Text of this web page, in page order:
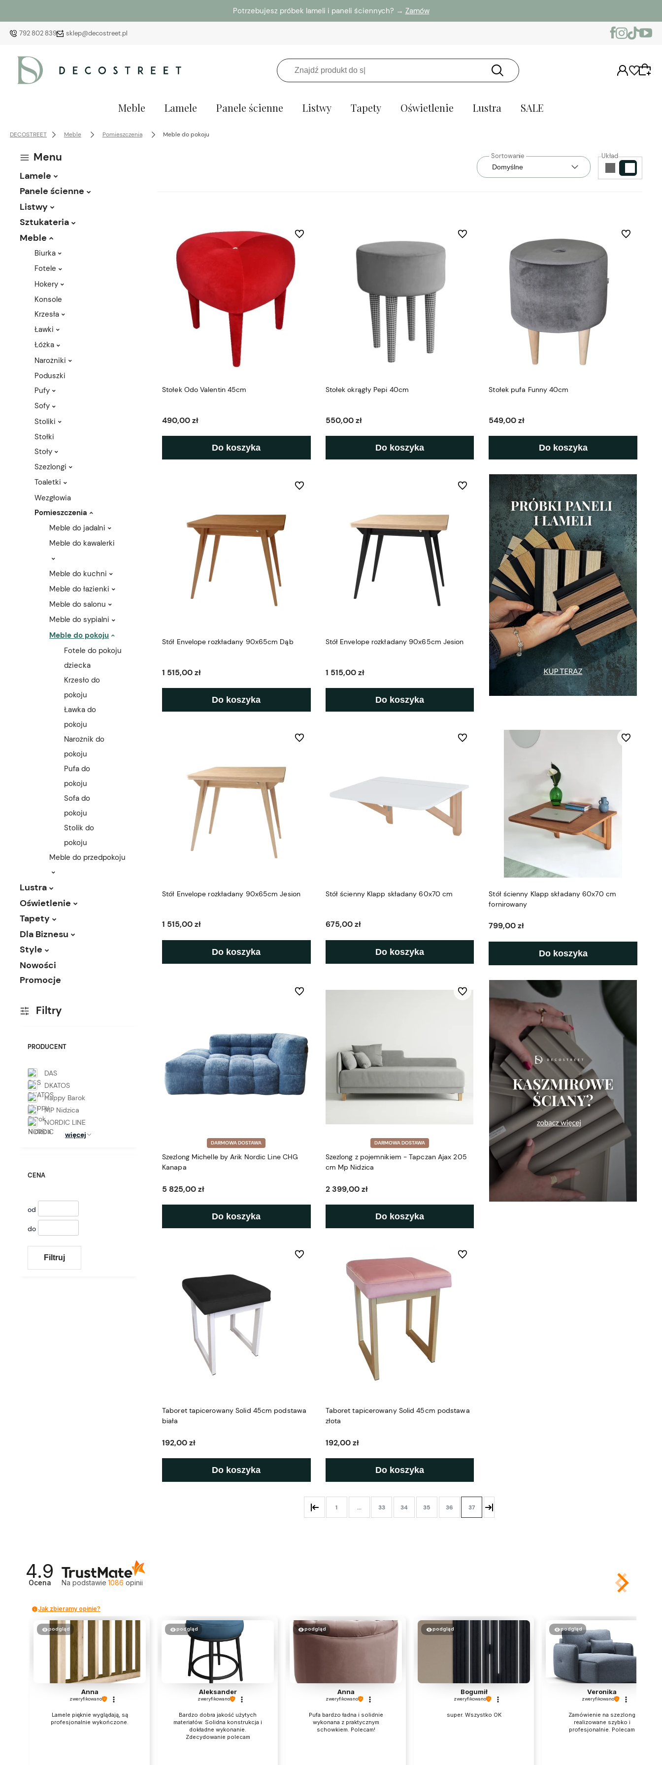
Potrzebujesz próbek lameli i paneli ściennych? → Zamów
792 802 839 sklep@decostreet.pl
Meble Lamele Panele ścienne Listwy Tapety Oświetlenie Lustra SALE
DECOSTREET Meble Pomieszczenia Meble do pokoju
Menu
Lamele
Panele ścienne
Listwy
Sztukateria
Meble
Biurka
Fotele
Hokery
Konsole
Krzesła
Ławki
Łóżka
Narożniki
Poduszki
Pufy
Sofy
Stoliki
Stołki
Stoły
Szezlongi
Toaletki
Wezgłowia
Pomieszczenia
Meble do jadalni
Meble do kawalerki
Meble do kuchni
Meble do łazienki
Meble do salonu
Meble do sypialni
Meble do pokoju
Fotele do pokoju
dziecka
Krzesło do
pokoju
Ławka do
pokoju
Narożnik do
pokoju
Pufa do
pokoju
Sofa do
pokoju
Stolik do
pokoju
Meble do przedpokoju
Lustra
Oświetlenie
Tapety
Dla Biznesu
Style
Nowości
Promocje
Filtry
PRODUCENT
DAS
DKATOS
Happy Barok
MP Nidzica
NORDIC LINE
więcej
CENA
od
do
Filtruj
Układ
Stołek Odo Valentin 45cm
490,00 zł
Do koszyka
Do ulubionych
Stołek okrągły Pepi 40cm
550,00 zł
Do koszyka
Do ulubionych
Stołek pufa Funny 40cm
549,00 zł
Do koszyka
Do ulubionych
Stół Envelope rozkładany 90x65cm Dąb
1 515,00 zł
Do koszyka
Do ulubionych
Stół Envelope rozkładany 90x65cm Jesion
1 515,00 zł
Do koszyka
Do ulubionych
Stół Envelope rozkładany 90x65cm Jesion
1 515,00 zł
Do koszyka
Do ulubionych
Stół ścienny Klapp składany 60x70 cm
675,00 zł
Do koszyka
Do ulubionych
Stół ścienny Klapp składany 60x70 cm
fornirowany
799,00 zł
Do koszyka
Do ulubionych
DARMOWA DOSTAWA
Szezlong Michelle by Arik Nordic Line CHG
Kanapa
5 825,00 zł
Do koszyka
Do ulubionych
DARMOWA DOSTAWA
Szezlong z pojemnikiem - Tapczan Ajax 205
cm Mp Nidzica
2 399,00 zł
Do koszyka
Do ulubionych
Taboret tapicerowany Solid 45cm podstawa
biała
192,00 zł
Do koszyka
Do ulubionych
Taboret tapicerowany Solid 45cm podstawa
złota
192,00 zł
Do koszyka
Do ulubionych
1 ... 33 34 35 36 37
4.9
Ocena Na podstawie 1086 opinii
Jak zbieramy opinie?
podgląd
Anna
zweryfikowano
Lamele pięknie wyglądają, są
profesjonalnie wykończone.
podgląd
Aleksander
zweryfikowano
Bardzo dobra jakość użytych
materiałów. Solidna konstrukcja i
dokładne wykonanie.
Zdecydowanie polecam
podgląd
Anna
zweryfikowano
Pufa bardzo ładna i solidnie
wykonana z praktycznym
schowkiem. Polecam!
podgląd
Bogumił
zweryfikowano
super. Wszystko OK
podgląd
Veronika
zweryfikowano
Zamówienie na szezlong
realizowane szybko i
profesjonalnie. Polecam